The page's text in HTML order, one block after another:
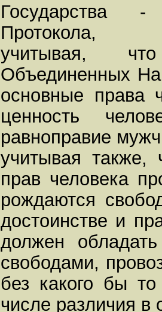
Государства -
Протокола,
учитывая,
Объединенных
основные права
ценность
равноправие
учитывая также,
прав человека
рождаются
достоинстве и
должен
свободами,
без какого бы
числе различия в